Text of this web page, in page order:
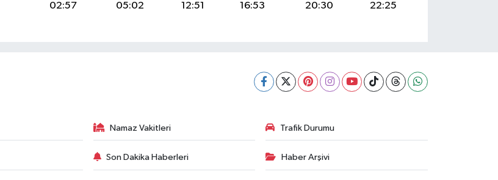
02:57 05:02 12:51 16:53 20:30 22:25
Namaz Vakitleri Trafik Durumu
Son Dakika Haberleri Haber Arşivi